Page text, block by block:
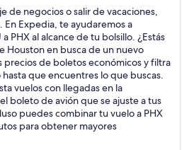
de negocios o salir de vacaciones,
Expedia, te ayudaremos a
PHX al alcance de tu bolsillo. ¿Estás
Houston en busca de un nuevo
precios de boletos económicos y filtra
que encuentres lo que buscas.
vuelos con llegadas en la
boleto de avión que se ajuste a tus
puedes combinar tu vuelo a PHX
para obtener mayores